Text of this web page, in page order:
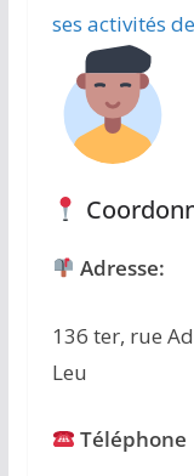
ses activités
Adresse:
136 ter, rue
Leu
Téléphone